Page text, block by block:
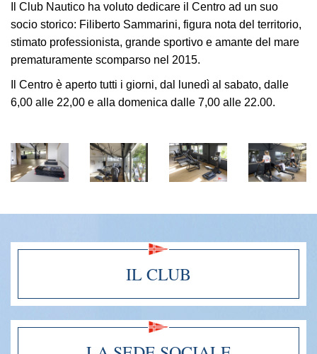
Il Club Nautico ha voluto dedicare il Centro ad un suo
socio storico: Filiberto Sammarini, figura nota del territorio,
stimato professionista, grande sportivo e amante del mare
prematuramente scomparso nel 2015.
Il Centro è aperto tutti i giorni, dal lunedì al sabato, dalle
6,00 alle 22,00 e alla domenica dalle 7,00 alle 22.00.
IL CLUB